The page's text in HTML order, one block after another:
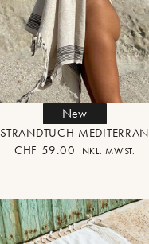
New
STRANDTUCH MEDITERRAN
CHF 59.00 INKL. MWST.